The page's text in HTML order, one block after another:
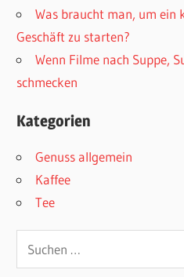
Was braucht man, um ein
Geschäft zu starten?
Wenn Filme nach Suppe,
schmecken
Kategorien
Genuss allgemein
Kaffee
Tee
Suchen
nach: